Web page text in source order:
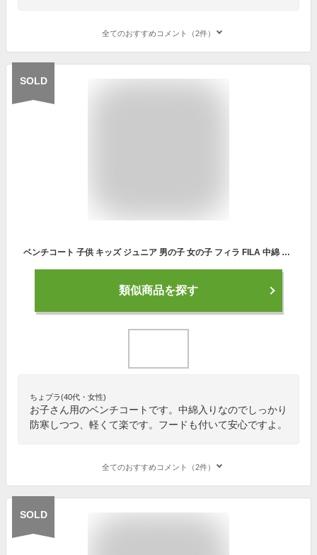
全てのおすすめコメント（2件）
SOLD
ベンチコート 子供 キッズ ジュニア 男の子 女の子 フィラ FILA 中綿 ロング コート ジャンパー アウター 130cm 140cm 150cm 160cm
類似商品を探す
ちょプラ(40代・女性)
お子さん用のベンチコートです。中綿入りなのでしっかり
防寒しつつ、軽くて楽です。フードも付いて安心ですよ。
全てのおすすめコメント（2件）
SOLD